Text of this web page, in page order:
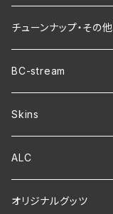
チューンナップ・その他
BC-stream
Skins
ALC
オリジナルグッツ